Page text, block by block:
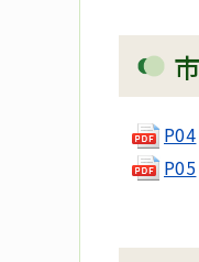
P04
P05